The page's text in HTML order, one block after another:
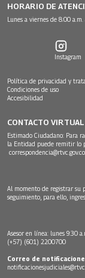
HORARIO DE
Lunes a viernes de 8:00 a.m.
Instagram
Política de privacidad y
Condiciones de uso
Accesibilidad
CONTACTO VIRTUAL
Estimado Ciudadano: Para
la Entidad puede remitir lo
correspondencia@rtvc.gov.co
Al momento de registrar su
seguimiento, para ello,
Asesor en línea: lunes 9:30
(+57) (601) 2200700
Correo de